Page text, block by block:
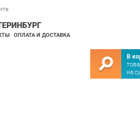
ОПЛАТА И ДОСТАВКА
В
на